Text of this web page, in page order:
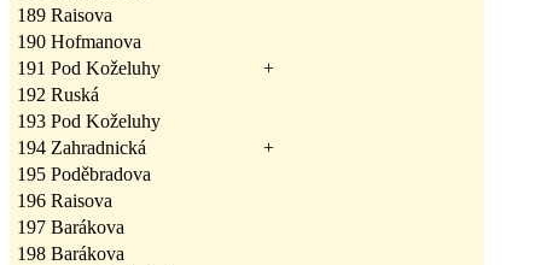
189 Raisova
190 Hofmanova
191 Pod Koželuhy
+
192 Ruská
193 Pod Koželuhy
194 Zahradnická
+
195 Poděbradova
196 Raisova
197 Barákova
198 Barákova